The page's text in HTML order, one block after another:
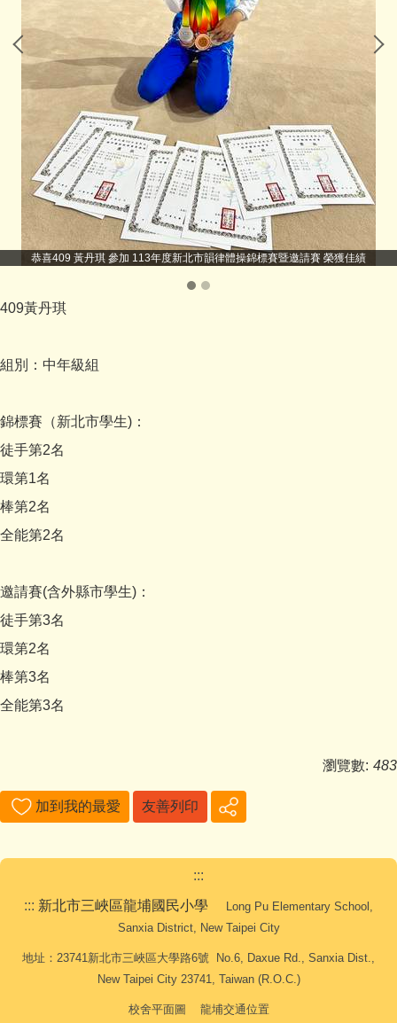
恭喜409 黃丹琪 參加 113年度新北市韻律體操錦標賽暨邀請賽 榮獲佳績
409黃丹琪
組別：中年級組
錦標賽（新北市學生)：
徒手第2名
環第1名
棒第2名
全能第2名
邀請賽(含外縣市學生)：
徒手第3名
環第2名
棒第3名
全能第3名
瀏覽數: 483
加到我的最愛 友善列印
:::
::: 新北市三峽區龍埔國民小學
Long Pu Elementary School,
Sanxia District, New Taipei City
地址：23741新北市三峽區大學路6號 No.6, Daxue Rd., Sanxia Dist.,
New Taipei City 23741, Taiwan (R.O.C.)
校舍平面圖 龍埔交通位置